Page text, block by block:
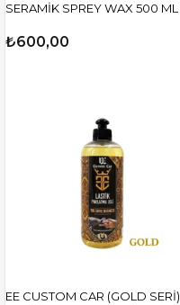
SERAMİK SPREY WAX 500 ML
₺600,00
EE CUSTOM CAR (GOLD SERİ)